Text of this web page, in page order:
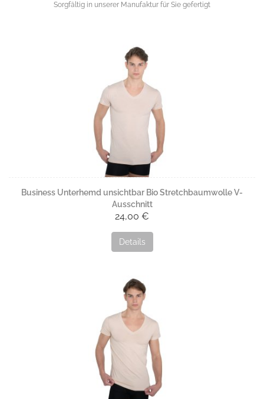
Sorgfältig in unserer Manufaktur für Sie gefertigt
Business Unterhemd unsichtbar Bio Stretchbaumwolle V-
Ausschnitt
24,00 €
Details